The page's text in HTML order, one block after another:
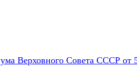
Верховного Совета СССР от 5